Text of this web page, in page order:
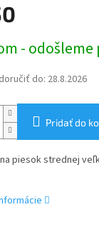
- odošleme
do: 28.8.2026
Pridať do
piesok strednej